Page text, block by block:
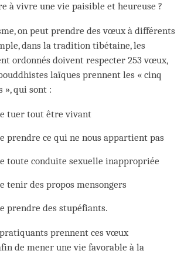
à vivre une vie paisible et heureuse ?
on peut prendre des vœux à différents
dans la tradition tibétaine, les
ordonnés doivent respecter 253 vœux,
laïques prennent les « cinq
», qui sont :
tuer tout être vivant
prendre ce qui ne nous appartient pas
toute conduite sexuelle inappropriée
tenir des propos mensongers
prendre des stupéfiants.
prennent ces vœux
de mener une vie favorable à la